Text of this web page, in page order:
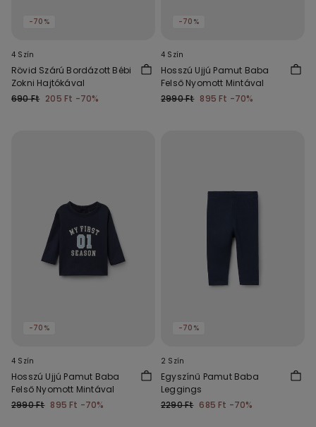
-70%
4 Szín
Rövid Szárú Bordázott Bébi
Zokni Hajtókával
690 Ft 205 Ft -70%
-70%
4 Szín
Hosszú Ujjú Pamut Baba
Felső Nyomott Mintával
2990 Ft 895 Ft -70%
-70%
4 Szín
Hosszú Ujjú Pamut Baba
Felső Nyomott Mintával
2990 Ft 895 Ft -70%
-70%
2 Szín
Egyszínű Pamut Baba
Leggings
2290 Ft 685 Ft -70%